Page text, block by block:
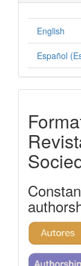
English
Español
rhs